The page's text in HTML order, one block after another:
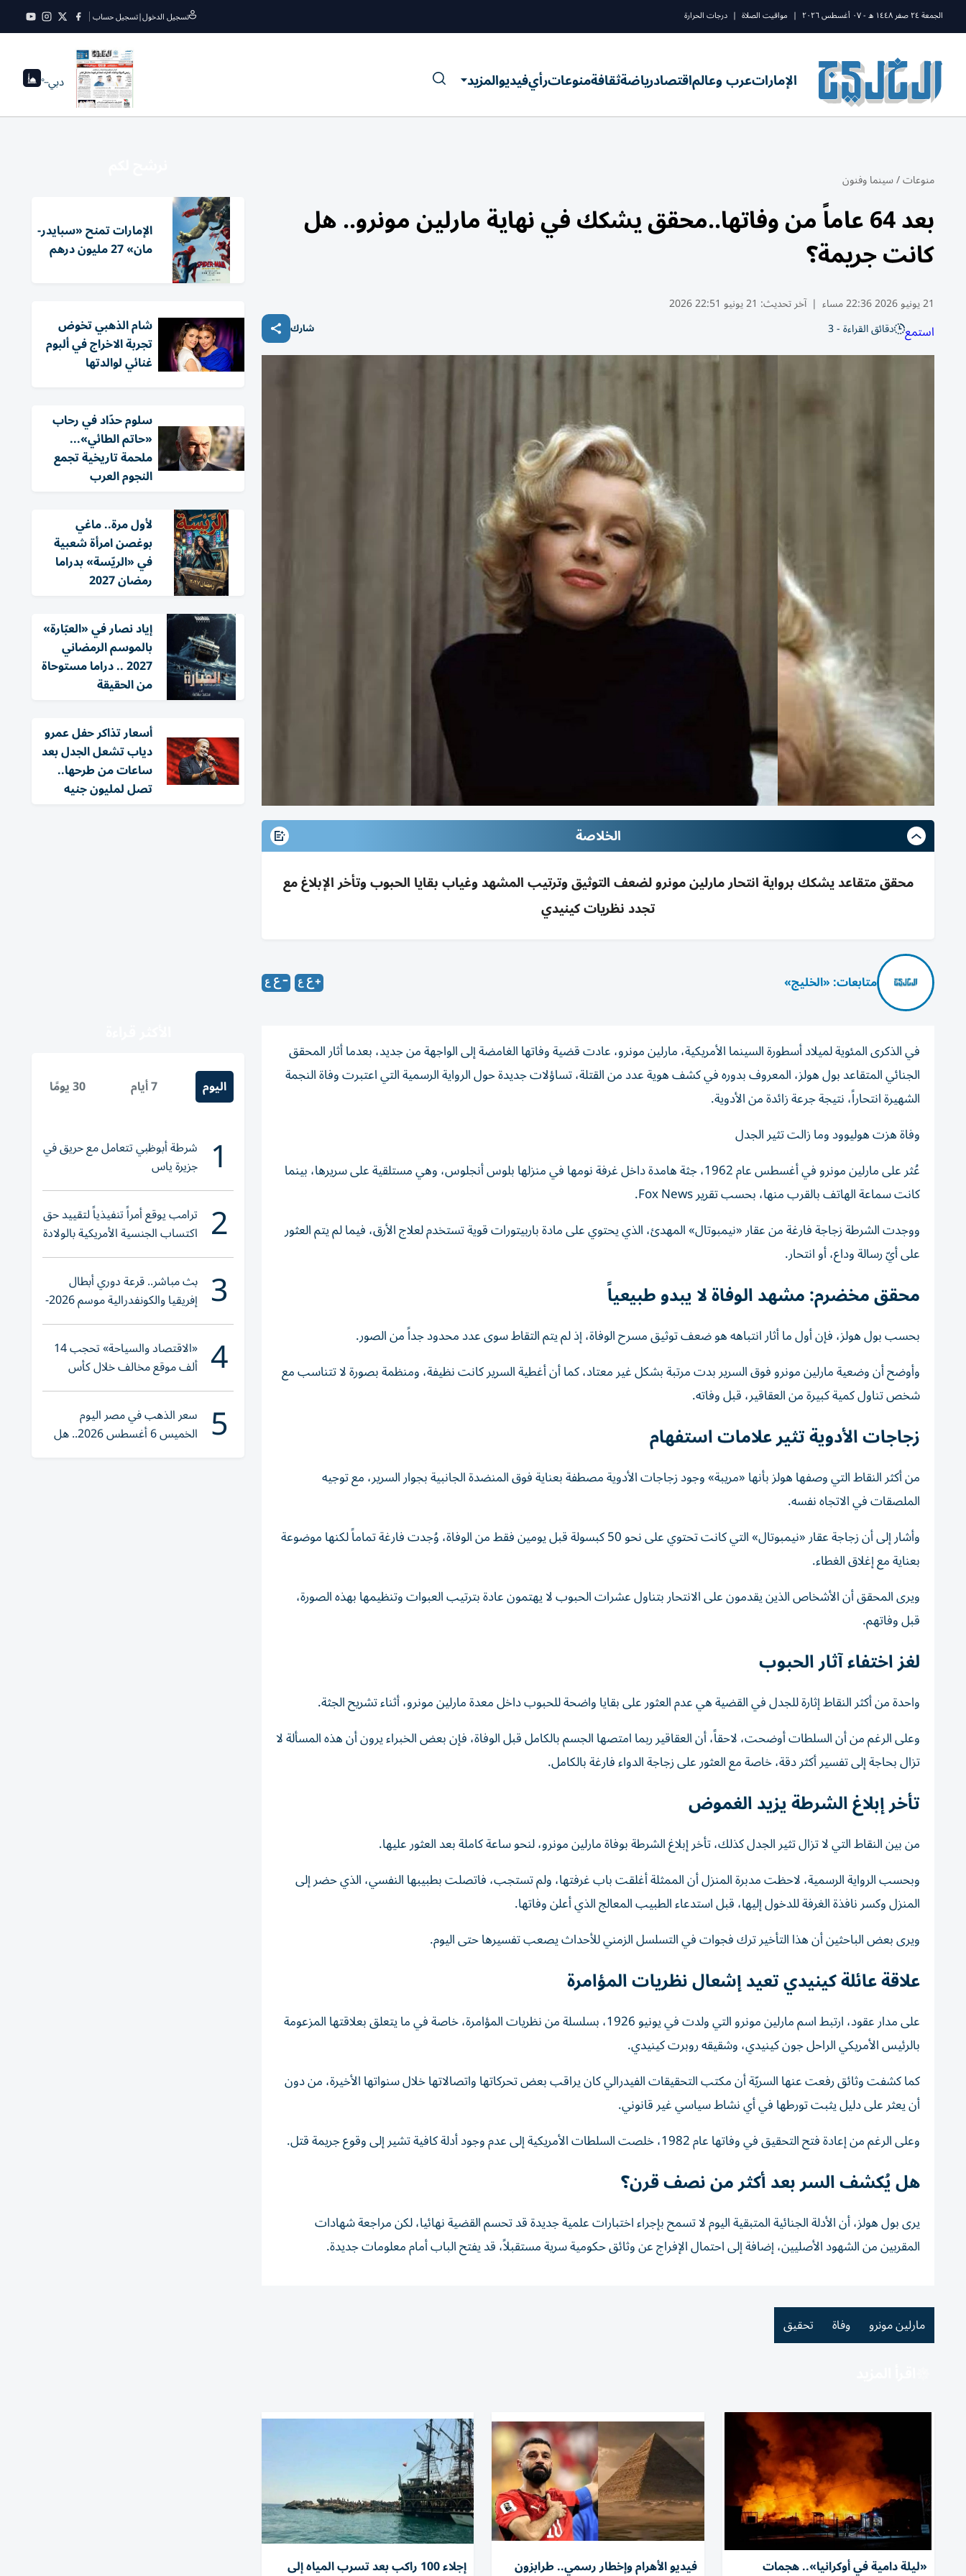
الجمعة ٢٤ صفر ١٤٤٨ ه - ٠٧ أغسطس ٢٠٢٦ | مواقيت الصلاة | درجات الحرارة تسجيل الدخول|تسجيل حساب
الإماراتعرب وعالماقتصادرياضةثقافةمنوعاترأيفيديوالمزيد دبي--°
منوعات/سينما وفنون
بعد 64 عاماً من وفاتها..محقق يشكك في نهاية مارلين مونرو.. هل
كانت جريمة؟
21 يونيو 2026 22:36 مساء | آخر تحديث: 21 يونيو 22:51 2026
استمع دقائق القراءة - 3 شارك
الخلاصة
محقق متقاعد يشكك برواية انتحار مارلين مونرو لضعف التوثيق وترتيب المشهد وغياب بقايا الحبوب وتأخر الإبلاغ مع
تجدد نظريات كينيدي
متابعات: «الخليج»
في الذكرى المئوية لميلاد أسطورة السينما الأمريكية، مارلين مونرو، عادت قضية وفاتها الغامضة إلى الواجهة من جديد، بعدما أثار المحقق
الجنائي المتقاعد بول هولز، المعروف بدوره في كشف هوية عدد من القتلة، تساؤلات جديدة حول الرواية الرسمية التي اعتبرت وفاة النجمة
الشهيرة انتحاراً، نتيجة جرعة زائدة من الأدوية.
وفاة هزت هوليوود وما زالت تثير الجدل
عُثر على مارلين مونرو في أغسطس عام 1962، جثة هامدة داخل غرفة نومها في منزلها بلوس أنجلوس، وهي مستلقية على سريرها، بينما
كانت سماعة الهاتف بالقرب منها، بحسب تقرير Fox News.
ووجدت الشرطة زجاجة فارغة من عقار «نيمبوتال» المهدئ، الذي يحتوي على مادة باربيتورات قوية تستخدم لعلاج الأرق، فيما لم يتم العثور
على أيّ رسالة وداع، أو انتحار.
محقق مخضرم: مشهد الوفاة لا يبدو طبيعياً
بحسب بول هولز، فإن أول ما أثار انتباهه هو ضعف توثيق مسرح الوفاة، إذ لم يتم التقاط سوى عدد محدود جداً من الصور.
وأوضح أن وضعية مارلين مونرو فوق السرير بدت مرتبة بشكل غير معتاد، كما أن أغطية السرير كانت نظيفة، ومنظمة بصورة لا تتناسب مع
شخص تناول كمية كبيرة من العقاقير، قبل وفاته.
زجاجات الأدوية تثير علامات استفهام
من أكثر النقاط التي وصفها هولز بأنها «مريبة» وجود زجاجات الأدوية مصطفة بعناية فوق المنضدة الجانبية بجوار السرير، مع توجيه
الملصقات في الاتجاه نفسه.
وأشار إلى أن زجاجة عقار «نيمبوتال» التي كانت تحتوي على نحو 50 كبسولة قبل يومين فقط من الوفاة، وُجدت فارغة تماماً لكنها موضوعة
بعناية مع إغلاق الغطاء.
ويرى المحقق أن الأشخاص الذين يقدمون على الانتحار بتناول عشرات الحبوب لا يهتمون عادة بترتيب العبوات وتنظيمها بهذه الصورة،
قبل وفاتهم.
لغز اختفاء آثار الحبوب
واحدة من أكثر النقاط إثارة للجدل في القضية هي عدم العثور على بقايا واضحة للحبوب داخل معدة مارلين مونرو، أثناء تشريح الجثة.
وعلى الرغم من أن السلطات أوضحت، لاحقاً، أن العقاقير ربما امتصها الجسم بالكامل قبل الوفاة، فإن بعض الخبراء يرون أن هذه المسألة لا
تزال بحاجة إلى تفسير أكثر دقة، خاصة مع العثور على زجاجة الدواء فارغة بالكامل.
تأخر إبلاغ الشرطة يزيد الغموض
من بين النقاط التي لا تزال تثير الجدل كذلك، تأخر إبلاغ الشرطة بوفاة مارلين مونرو، لنحو ساعة كاملة بعد العثور عليها.
وبحسب الرواية الرسمية، لاحظت مدبرة المنزل أن الممثلة أغلقت باب غرفتها، ولم تستجب، فاتصلت بطبيبها النفسي، الذي حضر إلى
المنزل وكسر نافذة الغرفة للدخول إليها، قبل استدعاء الطبيب المعالج الذي أعلن وفاتها.
ويرى بعض الباحثين أن هذا التأخير ترك فجوات في التسلسل الزمني للأحداث يصعب تفسيرها حتى اليوم.
علاقة عائلة كينيدي تعيد إشعال نظريات المؤامرة
على مدار عقود، ارتبط اسم مارلين مونرو التي ولدت في يونيو 1926، بسلسلة من نظريات المؤامرة، خاصة في ما يتعلق بعلاقتها المزعومة
بالرئيس الأمريكي الراحل جون كينيدي، وشقيقه روبرت كينيدي.
كما كشفت وثائق رفعت عنها السريّة أن مكتب التحقيقات الفيدرالي كان يراقب بعض تحركاتها واتصالاتها خلال سنواتها الأخيرة، من دون
أن يعثر على دليل يثبت تورطها في أي نشاط سياسي غير قانوني.
وعلى الرغم من إعادة فتح التحقيق في وفاتها عام 1982، خلصت السلطات الأمريكية إلى عدم وجود أدلة كافية تشير إلى وقوع جريمة قتل.
هل يُكشف السر بعد أكثر من نصف قرن؟
يرى بول هولز، أن الأدلة الجنائية المتبقية اليوم لا تسمح بإجراء اختبارات علمية جديدة قد تحسم القضية نهائيا، لكن مراجعة شهادات
المقربين من الشهود الأصليين، إضافة إلى احتمال الإفراج عن وثائق حكومية سرية مستقبلاً، قد يفتح الباب أمام معلومات جديدة.
مارلين مونرو وفاة تحقيق
«ليلة دامية في أوكرانيا».. هجمات فيديو الأهرام وإخطار رسمي.. طرابزون إجلاء 100 راكب بعد تسرب المياه إلى
الإمارات تمنح «سبايدر-
مان» 27 مليون درهم
شام الذهبي تخوض
تجربة الاخراج في ألبوم
غنائي لوالدتها
سلوم حدّاد في رحاب
«حاتم الطائي»...
ملحمة تاريخية تجمع
النجوم العرب
لأول مرة.. ماغي
بوغصن امرأة شعبية
في «الريّسة» بدراما
رمضان 2027
إياد نصار في «العبّارة»
بالموسم الرمضاني
2027 .. دراما مستوحاة
من الحقيقة
أسعار تذاكر حفل عمرو
دياب تشعل الجدل بعد
ساعات من طرحها..
تصل لمليون جنيه
اليوم 7 أيام 30 يومًا
1 شرطة أبوظبي تتعامل مع حريق في
جزيرة ياس
2 ترامب يوقع أمراً تنفيذياً لتقييد حق
اكتساب الجنسية الأمريكية بالولادة
3 بث مباشر.. قرعة دوري أبطال
إفريقيا والكونفدرالية موسم 2026-
2027
4 «الاقتصاد والسياحة» تحجب 14
ألف موقع مخالف خلال كأس
العالم 2026
5 سعر الذهب في مصر اليوم
الخميس 6 أغسطس 2026.. هل